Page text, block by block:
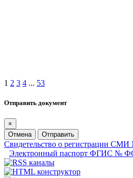
1 2 3 4 ... 53
Отправить документ
×
Отмена
Отправить
Свидетельство о регистрации
Электронный паспорт ФГИС №